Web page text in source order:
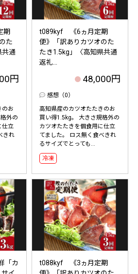
期
た
共通
円
のお
外の
仕立
きれ
t089kyf 《6ヵ月定期
便》「訳ありカツオのた
たき1.5kg」〈高知県共通
返礼...
48,000円
感想（0）
高知県産のカツオたたきのお
買い得1.5kg。 大きさ規格外の
カツオたたきを個食用に仕立
てました。 ロス無く食べきれ
るサイズでとっても...
冷凍
「カ
t088kyf 《3ヵ月定期